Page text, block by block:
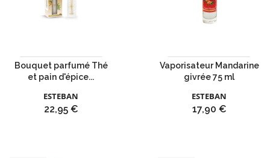
Bouquet parfumé Thé
et pain d'épice...
ESTEBAN
Prix
22,95 €
Vaporisateur Mandarine
givrée 75 ml
ESTEBAN
Prix
17,90 €